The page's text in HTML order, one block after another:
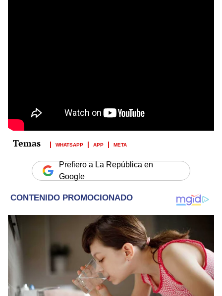
WHATSAPP APP META
Prefiero a La República en
Google